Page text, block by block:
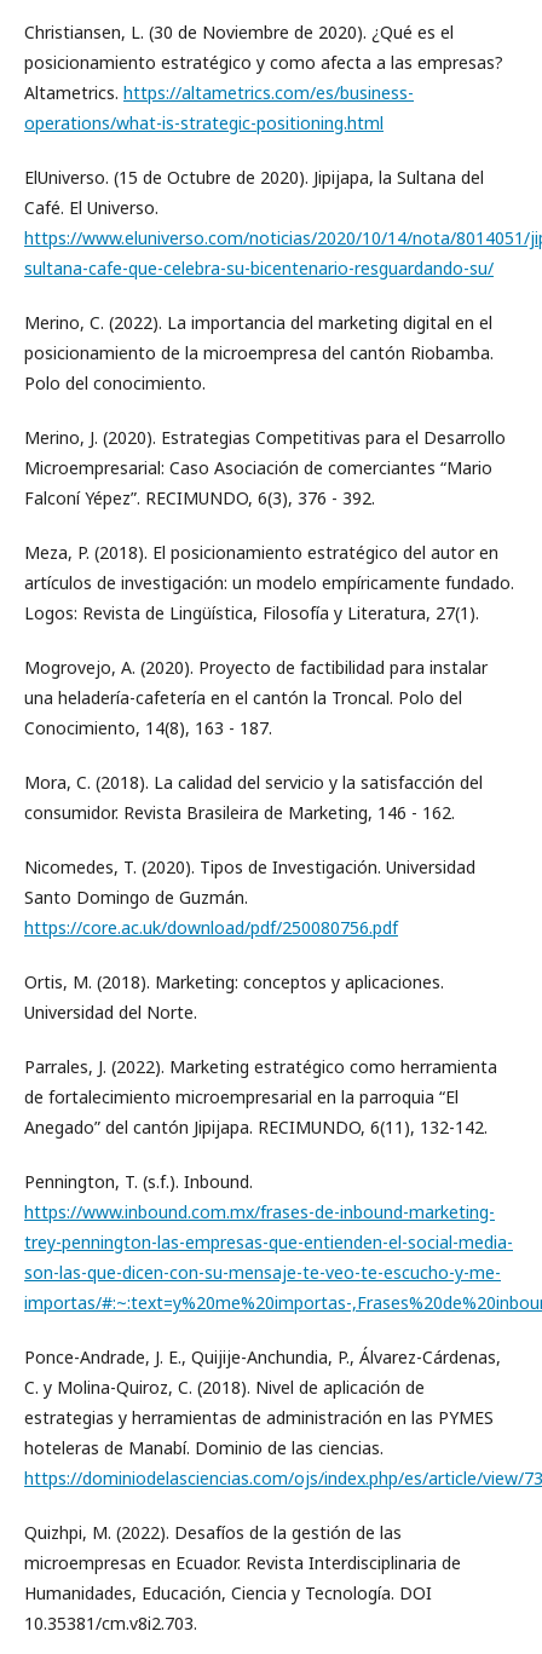
Christiansen, L. (30 de Noviembre de 2020). ¿Qué es el
posicionamiento estratégico y como afecta a las empresas?
Altametrics. https://altametrics.com/es/business-
operations/what-is-strategic-positioning.html
ElUniverso. (15 de Octubre de 2020). Jipijapa, la Sultana del
Café. El Universo.
https://www.eluniverso.com/noticias/2020/10/14/nota/8014051/
sultana-cafe-que-celebra-su-bicentenario-resguardando-su/
Merino, C. (2022). La importancia del marketing digital en el
posicionamiento de la microempresa del cantón Riobamba.
Polo del conocimiento.
Merino, J. (2020). Estrategias Competitivas para el Desarrollo
Microempresarial: Caso Asociación de comerciantes “Mario
Falconí Yépez”. RECIMUNDO, 6(3), 376 - 392.
Meza, P. (2018). El posicionamiento estratégico del autor en
artículos de investigación: un modelo empíricamente fundado.
Logos: Revista de Lingüística, Filosofía y Literatura, 27(1).
Mogrovejo, A. (2020). Proyecto de factibilidad para instalar
una heladería-cafetería en el cantón la Troncal. Polo del
Conocimiento, 14(8), 163 - 187.
Mora, C. (2018). La calidad del servicio y la satisfacción del
consumidor. Revista Brasileira de Marketing, 146 - 162.
Nicomedes, T. (2020). Tipos de Investigación. Universidad
Santo Domingo de Guzmán.
https://core.ac.uk/download/pdf/250080756.pdf
Ortis, M. (2018). Marketing: conceptos y aplicaciones.
Universidad del Norte.
Parrales, J. (2022). Marketing estratégico como herramienta
de fortalecimiento microempresarial en la parroquia “El
Anegado” del cantón Jipijapa. RECIMUNDO, 6(11), 132-142.
Pennington, T. (s.f.). Inbound.
https://www.inbound.com.mx/frases-de-inbound-marketing-
trey-pennington-las-empresas-que-entienden-el-social-media-
son-las-que-dicen-con-su-mensaje-te-veo-te-escucho-y-me-
importas/#:~:text=y%20me%20importas-
Ponce-Andrade, J. E., Quijije-Anchundia, P., Álvarez-Cárdenas,
C. y Molina-Quiroz, C. (2018). Nivel de aplicación de
estrategias y herramientas de administración en las PYMES
hoteleras de Manabí. Dominio de las ciencias.
https://dominiodelasciencias.com/ojs/index.php/es/article/view/
Quizhpi, M. (2022). Desafíos de la gestión de las
microempresas en Ecuador. Revista Interdisciplinaria de
Humanidades, Educación, Ciencia y Tecnología. DOI
10.35381/cm.v8i2.703.